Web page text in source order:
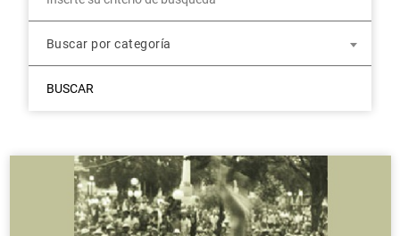
Buscar por categoría
BUSCAR